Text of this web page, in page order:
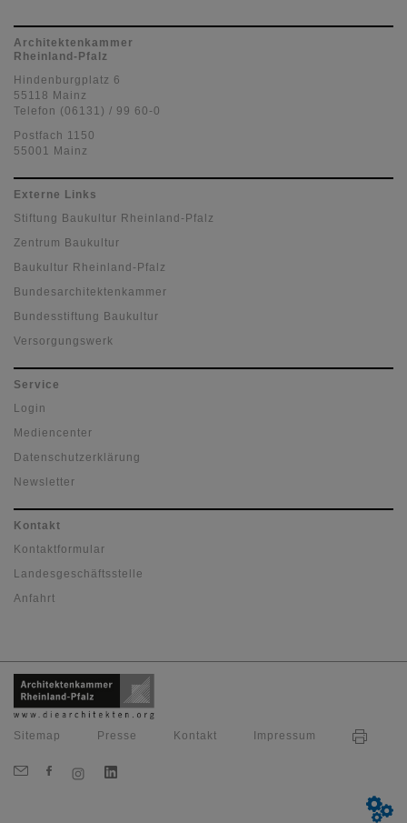
Architektenkammer
Rheinland-Pfalz
Hindenburgplatz 6
55118 Mainz
Telefon (06131) / 99 60-0
Postfach 1150
55001 Mainz
Externe Links
Stiftung Baukultur Rheinland-Pfalz
Zentrum Baukultur
Baukultur Rheinland-Pfalz
Bundesarchitektenkammer
Bundesstiftung Baukultur
Versorgungswerk
Service
Login
Mediencenter
Datenschutzerklärung
Newsletter
Kontakt
Kontaktformular
Landesgeschäftsstelle
Anfahrt
Sitemap Presse Kontakt Impressum